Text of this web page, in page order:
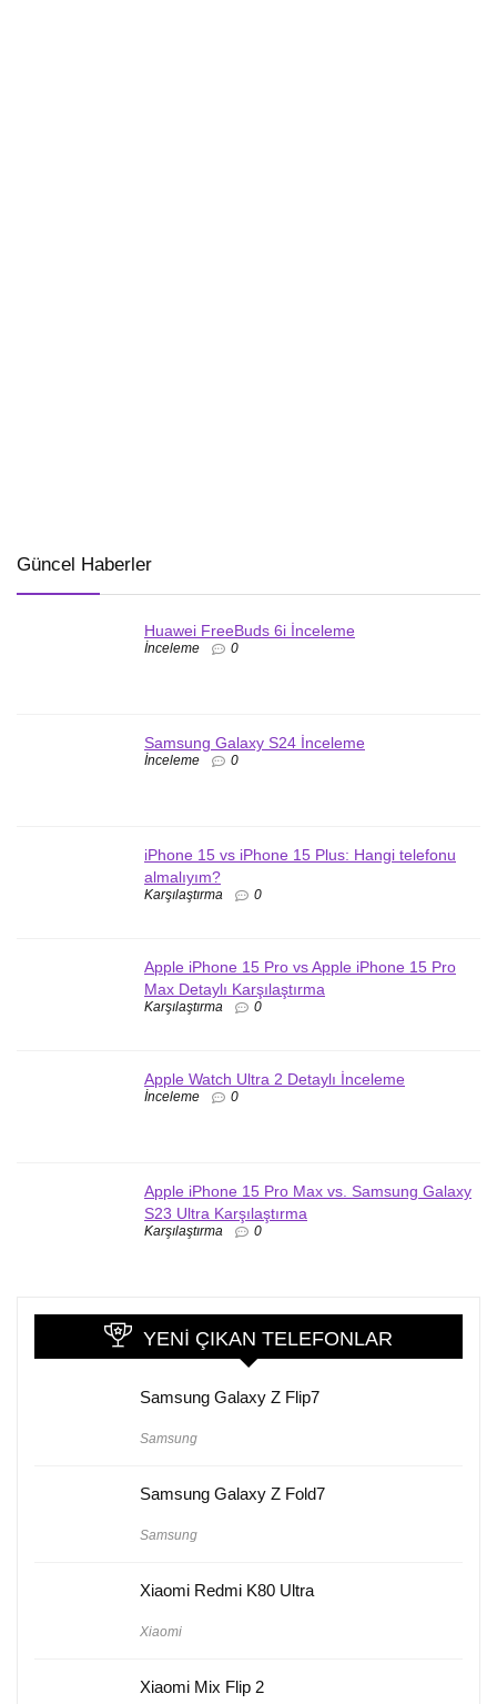
Güncel Haberler
Huawei FreeBuds 6i İnceleme
İnceleme 0
Samsung Galaxy S24 İnceleme
İnceleme 0
iPhone 15 vs iPhone 15 Plus: Hangi telefonu
almalıyım?
Karşılaştırma 0
Apple iPhone 15 Pro vs Apple iPhone 15 Pro
Max Detaylı Karşılaştırma
Karşılaştırma 0
Apple Watch Ultra 2 Detaylı İnceleme
İnceleme 0
Apple iPhone 15 Pro Max vs. Samsung Galaxy
S23 Ultra Karşılaştırma
Karşılaştırma 0
YENI ÇIKAN TELEFONLAR
Samsung Galaxy Z Flip7
Samsung
Samsung Galaxy Z Fold7
Samsung
Xiaomi Redmi K80 Ultra
Xiaomi
Xiaomi Mix Flip 2